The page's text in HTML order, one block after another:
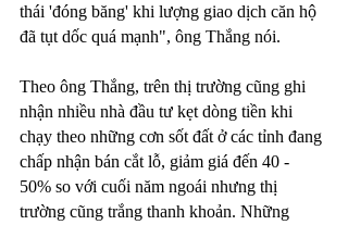
thái 'đóng băng' khi lượng giao dịch căn hộ
đã tụt dốc quá mạnh", ông Thắng nói.
Theo ông Thắng, trên thị trường cũng ghi
nhận nhiều nhà đầu tư kẹt dòng tiền khi
chạy theo những cơn sốt đất ở các tỉnh đang
chấp nhận bán cắt lỗ, giảm giá đến 40 -
50% so với cuối năm ngoái nhưng thị
trường cũng trắng thanh khoản. Những